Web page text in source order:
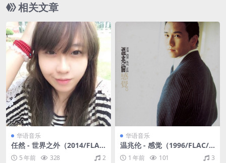
相关文章
华语音乐
任然 - 世界之外（2014/FLA
C/分轨/411M）
5 年前 328 2
华语音乐
温兆伦 - 感觉（1996/FLAC/
分轨/448M）
1 年前 101 3